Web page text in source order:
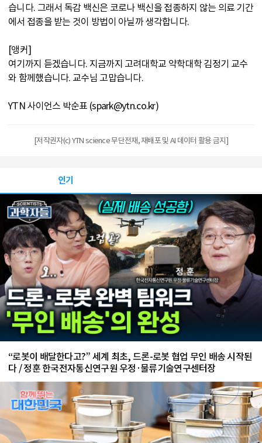
습니다. 그래서 독감 백신은 코로나 백신을 접종하지 않는 의료 기간
에서 접종을 받는 것이 방법이 아닐까 생각합니다.
[앵커]
여기까지 듣겠습니다. 지금까지 고려대학교 약학대학 김정기 교수
와 함께했습니다. 교수님 고맙습니다.
YTN 사이언스 박순표 (spark@ytn.co.kr)
[저작권자(c) YTN science 무단전재, 재배포 및 AI 데이터 활용 금지]
인기
“로봇이 배달한다고?” 세계 최초, 드론-로봇 협업 무인 배송 시작된
다 / 정훈 한국전자통신연구원 우정·물류기술연구센터장